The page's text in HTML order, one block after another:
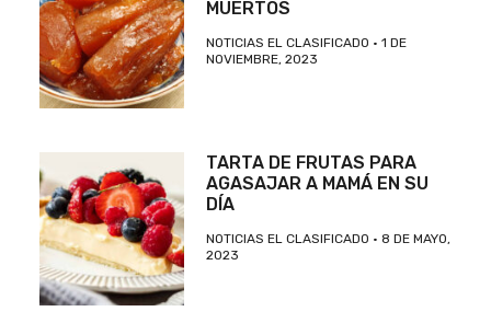
MUERTOS
NOTICIAS EL CLASIFICADO
1 DE
NOVIEMBRE, 2023
TARTA DE FRUTAS PARA
AGASAJAR A MAMÁ EN SU
DÍA
NOTICIAS EL CLASIFICADO
8 DE MAYO,
2023